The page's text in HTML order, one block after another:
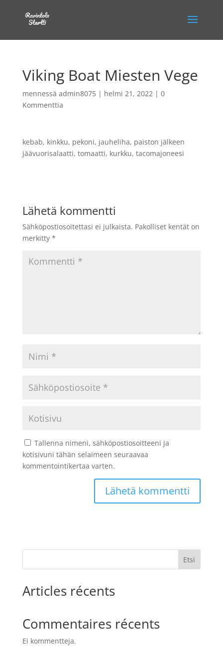
Viking Boat Miesten Vege
mennessä admin8075| helmi 21, 2022| 0
Kommenttia
kebab, kinkku, pekoni, jauheliha, paiston jälkeen
jäävuorisalaatti, tomaatti, kurkku, tacomajoneesi
Lähetä kommentti
Sähköpostiosoitettasi ei julkaista. Pakolliset kentät on
merkitty *
Tallenna nimeni, sähköpostiosoitteeni ja
kotisivuni tähän selaimeen seuraavaa
kommentointikertaa varten.
Etsi
Articles récents
Commentaires récents
Ei kommentteja.